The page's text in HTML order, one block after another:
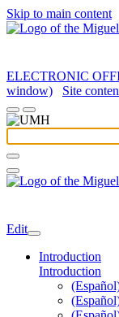
Skip to main content
ELECTRONIC
window)
Site
Edit
Introduction
Introduction